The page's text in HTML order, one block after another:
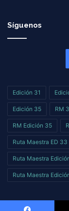
Síguenos
Edición 31
Edición 35 RM
RM Edición 35
Ruta Maestra ED 33
Ruta Maestra
Ruta Maestra